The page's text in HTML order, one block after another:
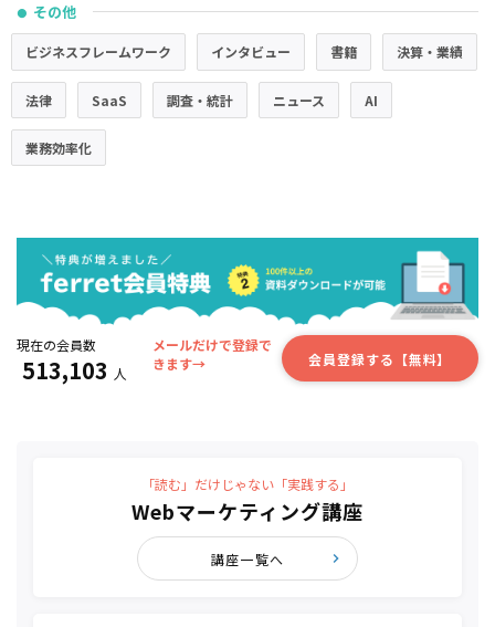
● その他
ビジネスフレームワーク インタビュー 書籍 決算・業績
法律 SaaS 調査・統計 ニュース AI
業務効率化
現在の会員数
513,103 人
メールだけで登録で
きます→
会員登録する【無料】
「読む」だけじゃない「実践する」
Webマーケティング講座
講座一覧へ